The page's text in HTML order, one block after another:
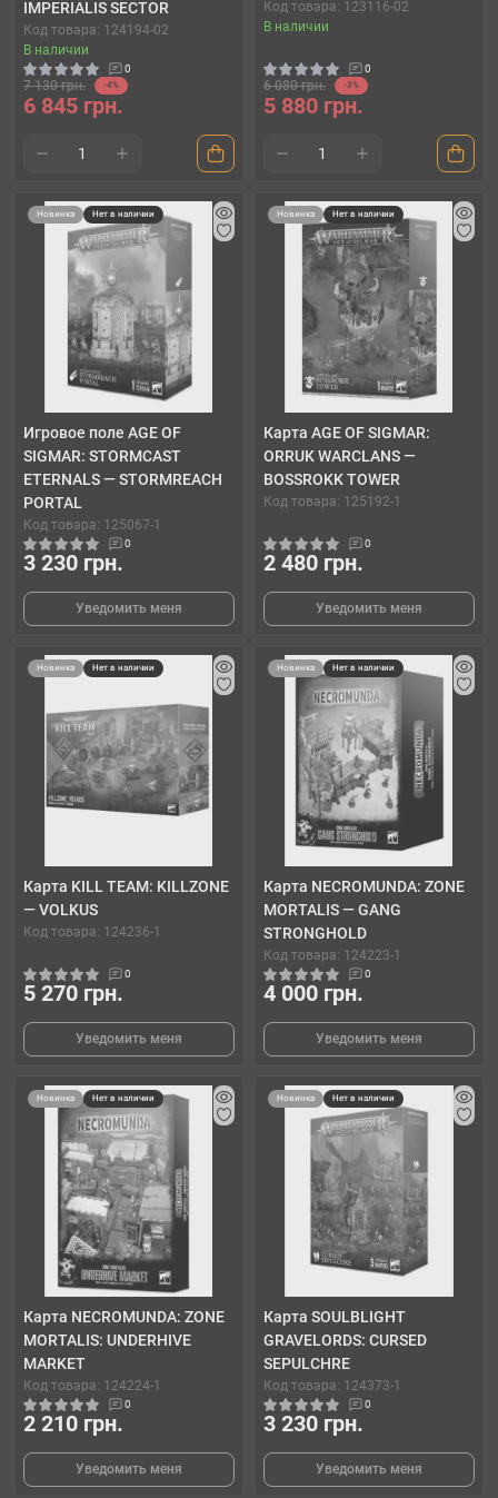
IMPERIALIS SECTOR
Код товара: 124194-02
В наличии
0
7 130 грн. -4%
6 845 грн.
Код товара: 123116-02
В наличии
0
6 080 грн. -3%
5 880 грн.
Новинка Нет в наличии
Игровое поле AGE OF
SIGMAR: STORMCAST
ETERNALS — STORMREACH
PORTAL
Код товара: 125067-1
0
3 230 грн.
Уведомить меня
Новинка Нет в наличии
Карта AGE OF SIGMAR:
ORRUK WARCLANS —
BOSSROKK TOWER
Код товара: 125192-1
0
2 480 грн.
Уведомить меня
Новинка Нет в наличии
Карта KILL TEAM: KILLZONE
— VOLKUS
Код товара: 124236-1
0
5 270 грн.
Уведомить меня
Новинка Нет в наличии
Карта NECROMUNDA: ZONE
MORTALIS — GANG
STRONGHOLD
Код товара: 124223-1
0
4 000 грн.
Уведомить меня
Новинка Нет в наличии
Карта NECROMUNDA: ZONE
MORTALIS: UNDERHIVE
MARKET
Код товара: 124224-1
0
2 210 грн.
Уведомить меня
Новинка Нет в наличии
Карта SOULBLIGHT
GRAVELORDS: CURSED
SEPULCHRE
Код товара: 124373-1
0
3 230 грн.
Уведомить меня